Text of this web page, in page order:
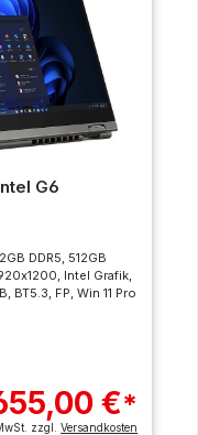
G6
DDR5, 512GB
Intel Grafik,
BT5.3, FP, Win 11 Pro
€*
zzgl.Versandkosten